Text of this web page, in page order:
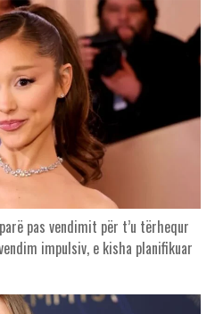
pas vendimit për t’u tërhequr
impulsiv, e kisha planifikuar